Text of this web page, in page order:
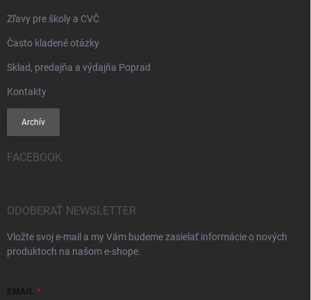
Zľavy pre školy a CVČ
Často kladené otázky
Sklad, predajňa a výdajňa Poprad
Kontakty
Archív
FACEBOOK
ODOBERAŤ NEWSLETTER
Vložte svoj e-mail a my Vám budeme zasielať informácie o nových
produktoch na našom e-shope.
EMAIL